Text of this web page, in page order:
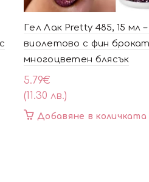
Гел Лак Pretty 485, 15 мл
виолетово с фин
многоцветен блясък
5.79€
(11.30 лв.)
Добавяне в количката